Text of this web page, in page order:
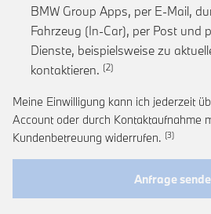
BMW Group Apps, per E-Mail,
Fahrzeug (In-Car), per Post und
Dienste, beispielsweise zu
kontaktieren. Link zur Fußnote:
Meine Einwilligung kann ich jederzeit
Account oder durch Kontaktaufnahme
Kundenbetreuung widerrufen. Link zur
Anfrage